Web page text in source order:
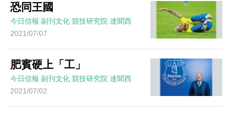
恐同王國
今日信報 副刊文化 競技研究院 達聞西
2021/07/07
肥賓硬上「工」
今日信報 副刊文化 競技研究院 達聞西
2021/07/02